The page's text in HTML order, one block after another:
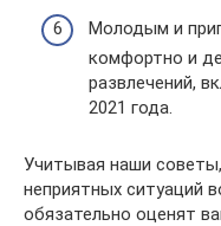
Молодым и
комфортно и
развлечений,
2021 года.
Учитывая наши
неприятных ситуаций
обязательно оценят